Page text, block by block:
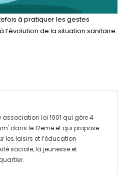
à pratiquer les gestes
de la situation sanitaire.
association loi 1901 qui gère 4
dans le 12eme et qui propose
les loisirs et l’éducation
sociale, la jeunesse et